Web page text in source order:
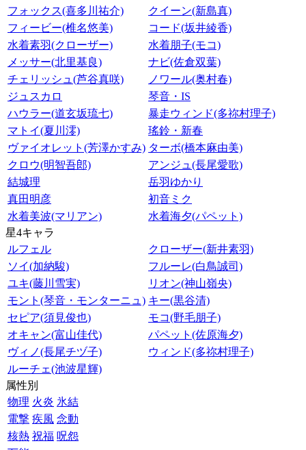
フォックス(喜多川祐介)
クイーン(新島真)
フィービー(椎名悠美)
コード(坂井綾香)
水着素羽(クローザー)
水着朋子(モコ)
メッサー(北里基良)
ナビ(佐倉双葉)
チェリッシュ(芦谷真咲)
ノワール(奥村春)
ジュスカロ
琴音・IS
ハウラー(道玄坂琉七)
暴走ウィンド(多祢村理子)
マトイ(夏川澪)
瑤鈴・新春
ヴァイオレット(芳澤かすみ) ターボ(橋本麻由美)
クロウ(明智吾郎)
アンジュ(長尾愛歌)
結城理
岳羽ゆかり
真田明彦
初音ミク
水着美波(マリアン)
水着海夕(パペット)
星4キャラ
ルフェル
クローザー(新井素羽)
ソイ(加納駿)
フルーレ(白鳥誠司)
ユキ(藤川雪実)
リオン(神山嶺央)
モント(琴音・モンターニュ) キー(黒谷清)
セピア(須見俊也)
モコ(野毛朋子)
オキャン(富山佳代)
パペット(佐原海夕)
ヴィノ(長尾チヅ子)
ウィンド(多祢村理子)
ルーチェ(池波星輝)
属性別
物理 火炎 氷結
電撃 疾風 念動
核熱 祝福 呪怨